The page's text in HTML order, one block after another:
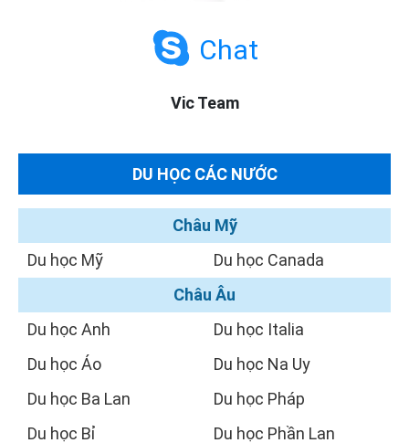
Chat
Vic Team
DU HỌC CÁC NƯỚC
Châu Mỹ
Du học Mỹ
Du học Canada
Châu Âu
Du học Anh
Du học Áo
Du học Ba Lan
Du học Bỉ
Du học Italia
Du học Na Uy
Du học Pháp
Du học Phần Lan